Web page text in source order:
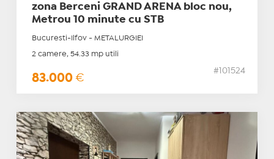
zona Berceni GRAND ARENA bloc nou,
Metrou 10 minute cu STB
Bucuresti-Ilfov - METALURGIEI
2 camere, 54.33 mp utili
83.000 €
#101524